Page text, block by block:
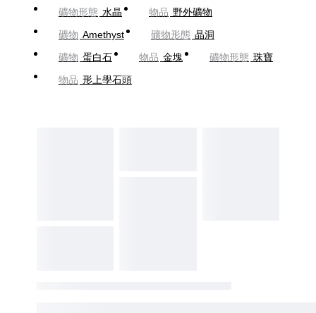
礦物形態 水晶 物品 野外礦物
礦物 Amethyst 礦物形態 晶洞
礦物 蛋白石 物品 金塊 礦物形態 珠寶
物品 形上學石頭